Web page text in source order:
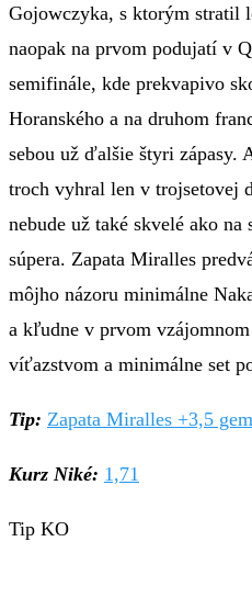
Gojowczyka, s ktorým stratil
naopak na prvom podujatí v
semifinále, kde prekvapivo
Horanského a na druhom
sebou už ďalšie štyri zápasy.
troch vyhral len v trojsetovej
nebude už také skvelé ako na
súpera. Zapata Miralles
môjho názoru minimálne
a kľudne v prvom
víťazstvom a minimálne set
Tip: Zapata Miralles +3,5
Kurz Niké: 1,71
Tip KO